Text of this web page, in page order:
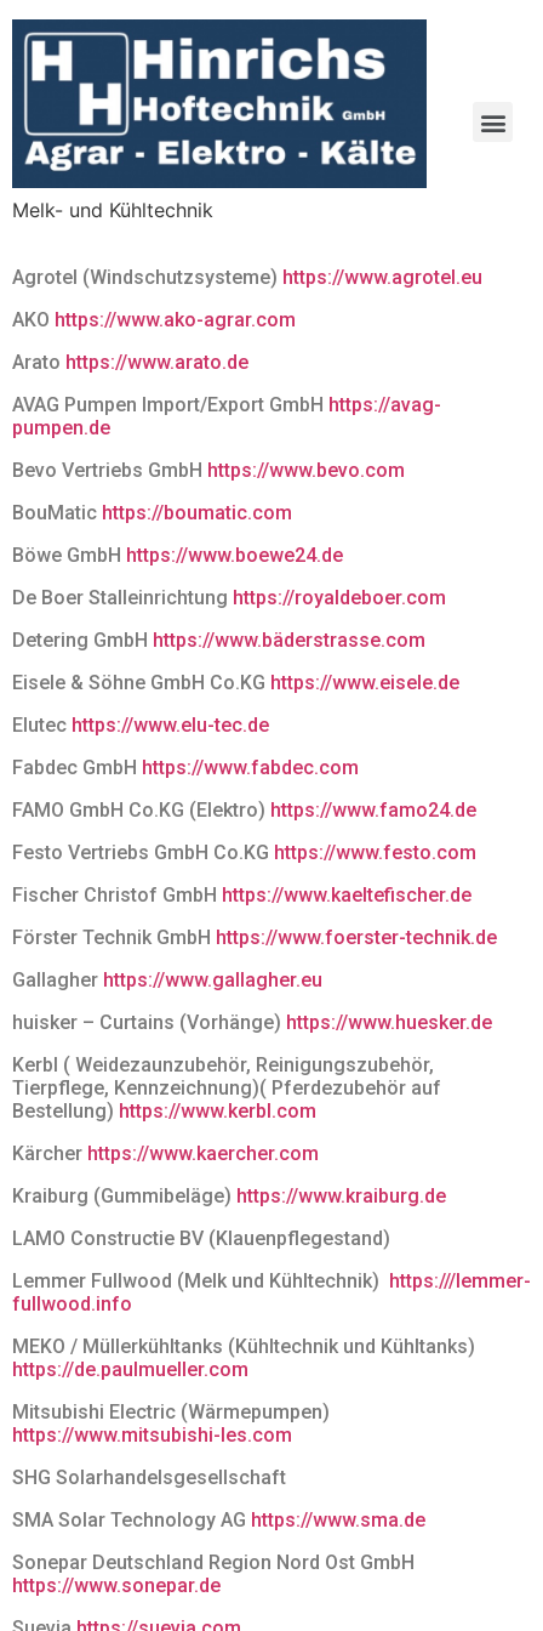
Melk- und Kühltechnik
Agrotel (Windschutzsysteme) https://www.agrotel.eu
AKO https://www.ako-agrar.com
Arato https://www.arato.de
AVAG Pumpen Import/Export GmbH https://avag-
pumpen.de
Bevo Vertriebs GmbH https://www.bevo.com
BouMatic https://boumatic.com
Böwe GmbH https://www.boewe24.de
De Boer Stalleinrichtung https://royaldeboer.com
Detering GmbH https://www.bäderstrasse.com
Eisele & Söhne GmbH Co.KG https://www.eisele.de
Elutec https://www.elu-tec.de
Fabdec GmbH https://www.fabdec.com
FAMO GmbH Co.KG (Elektro) https://www.famo24.de
Festo Vertriebs GmbH Co.KG https://www.festo.com
Fischer Christof GmbH https://www.kaeltefischer.de
Förster Technik GmbH https://www.foerster-technik.de
Gallagher https://www.gallagher.eu
huisker – Curtains (Vorhänge) https://www.huesker.de
Kerbl ( Weidezaunzubehör, Reinigungszubehör,
Tierpflege, Kennzeichnung)( Pferdezubehör auf
Bestellung) https://www.kerbl.com
Kärcher https://www.kaercher.com
Kraiburg (Gummibeläge) https://www.kraiburg.de
LAMO Constructie BV (Klauenpflegestand)
Lemmer Fullwood (Melk und Kühltechnik)
https:///lemmer-
fullwood.info
MEKO / Müllerkühltanks (Kühltechnik und Kühltanks)
https://de.paulmueller.com
Mitsubishi Electric (Wärmepumpen)
https://www.mitsubishi-les.com
SHG Solarhandelsgesellschaft
SMA Solar Technology AG https://www.sma.de
Sonepar Deutschland Region Nord Ost GmbH
https://www.sonepar.de